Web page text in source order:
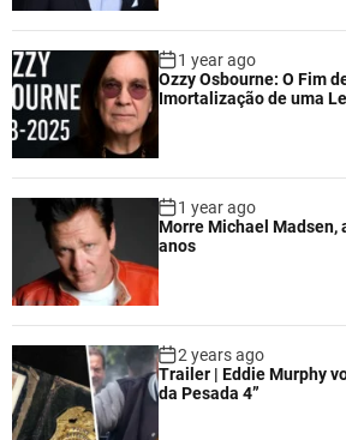
1 year ago
Ozzy Osbourne: O Fim
Imortalização de uma
1 year ago
Morre Michael Madsen,
anos
2 years ago
Trailer | Eddie Murphy
da Pesada 4”